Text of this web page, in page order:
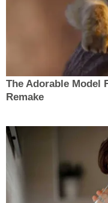
The Adorable Model
Remake